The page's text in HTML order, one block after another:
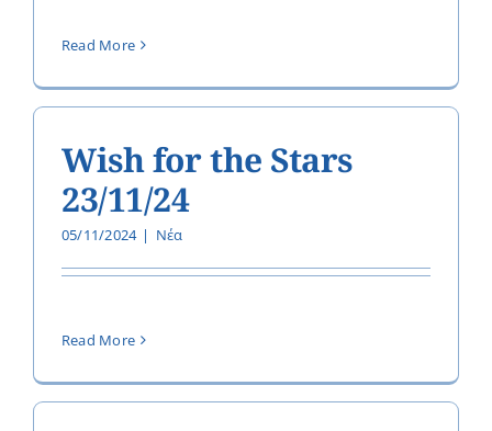
Read More
Wish for the Stars
23/11/24
05/11/2024 | Νέα
Read More